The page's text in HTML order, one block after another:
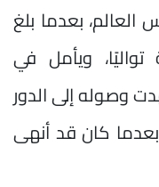
بعدما بلغ
تواليًا، ويأمل في
وصوله إلى الدور
في مونديال 2022، بعدما كان قد أنهى